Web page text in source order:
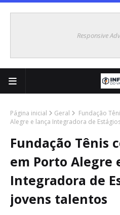
Responsive
Página inicial Geral
Fundação
Alegre e lança Integradora de
Fundação Tênis
em Porto Alegre
Integradora de
jovens talentos